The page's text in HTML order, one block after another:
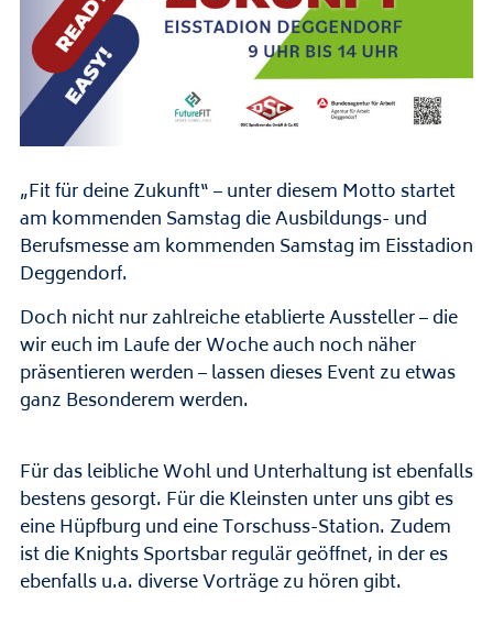
„Fit für deine Zukunft“ – unter diesem Motto startet
am kommenden Samstag die Ausbildungs- und
Berufsmesse am kommenden Samstag im Eisstadion
Deggendorf.
Doch nicht nur zahlreiche etablierte Aussteller – die
wir euch im Laufe der Woche auch noch näher
präsentieren werden – lassen dieses Event zu etwas
ganz Besonderem werden.
Für das leibliche Wohl und Unterhaltung ist ebenfalls
bestens gesorgt. Für die Kleinsten unter uns gibt es
eine Hüpfburg und eine Torschuss-Station. Zudem
ist die Knights Sportsbar regulär geöffnet, in der es
ebenfalls u.a. diverse Vorträge zu hören gibt.